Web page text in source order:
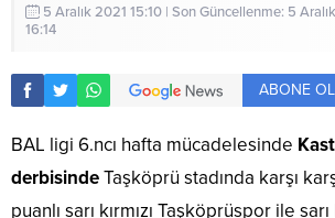
5 Aralık 2021 15:10 | Son Güncellenme: 5
16:14
ABONE OL
BAL ligi 6.ncı hafta mücadelesinde
derbisindeTaşköprü stadında karşı
puanlı sarı kırmızı Taşköprüspor ile